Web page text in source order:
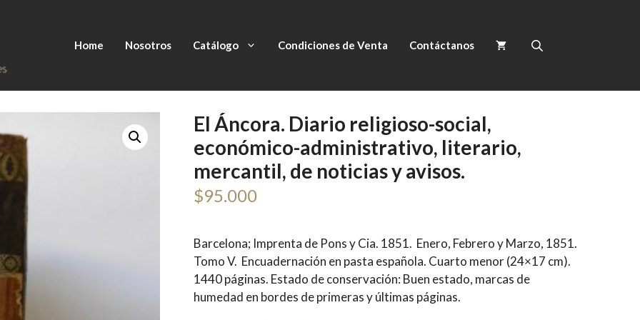
Home Nosotros Catálogo Condiciones de Venta Contáctanos
El Áncora. Diario religioso-social,
económico-administrativo, literario,
mercantil, de noticias y avisos.
$95.000
Barcelona; Imprenta de Pons y Cia. 1851. Enero, Febrero y Marzo, 1851.
Tomo V. Encuadernación en pasta española. Cuarto menor (24×17 cm).
1440 páginas. Estado de conservación: Buen estado, marcas de
humedad en bordes de primeras y últimas páginas.